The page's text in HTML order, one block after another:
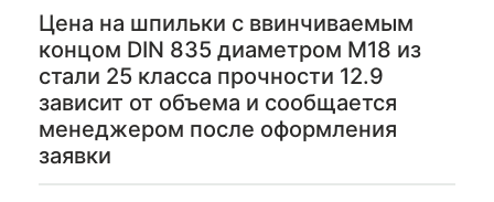
Цена на шпильки с ввинчиваемым
концом DIN 835 диаметром М18 из
стали 25 класса прочности 12.9
зависит от объема и сообщается
менеджером после оформления
заявки